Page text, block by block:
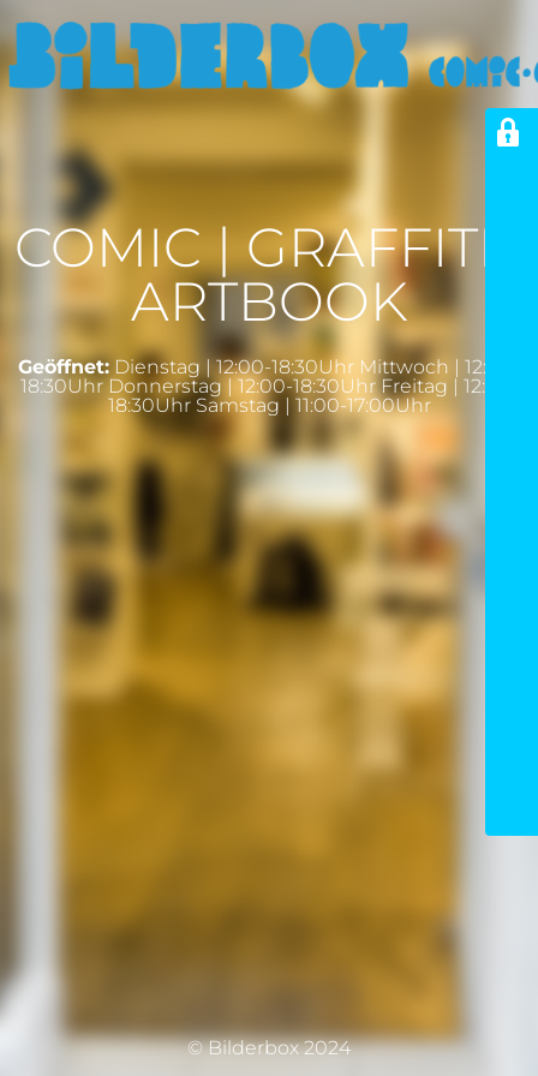
COMIC | GRAFFITI |
ARTBOOK
Geöffnet: Dienstag | 12:00-18:30Uhr Mittwoch | 12:00-
18:30Uhr Donnerstag | 12:00-18:30Uhr Freitag | 12:00-
18:30Uhr Samstag | 11:00-17:00Uhr
© Bilderbox 2024